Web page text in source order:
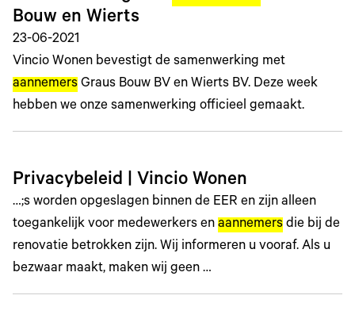
Bouw en Wierts
23-06-2021
Vincio Wonen bevestigt de samenwerking met
aannemers Graus Bouw BV en Wierts BV. Deze week
hebben we onze samenwerking officieel gemaakt.
Privacybeleid | Vincio Wonen
…;s worden opgeslagen binnen de EER en zijn alleen
toegankelijk voor medewerkers en aannemers die bij de
renovatie betrokken zijn. Wij informeren u vooraf. Als u
bezwaar maakt, maken wij geen …